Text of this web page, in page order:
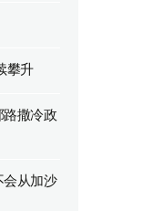
攀升
撒冷政
会从加沙